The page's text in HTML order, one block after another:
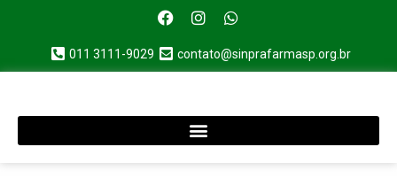
011 3111-9029 contato@sinprafarmasp.org.br